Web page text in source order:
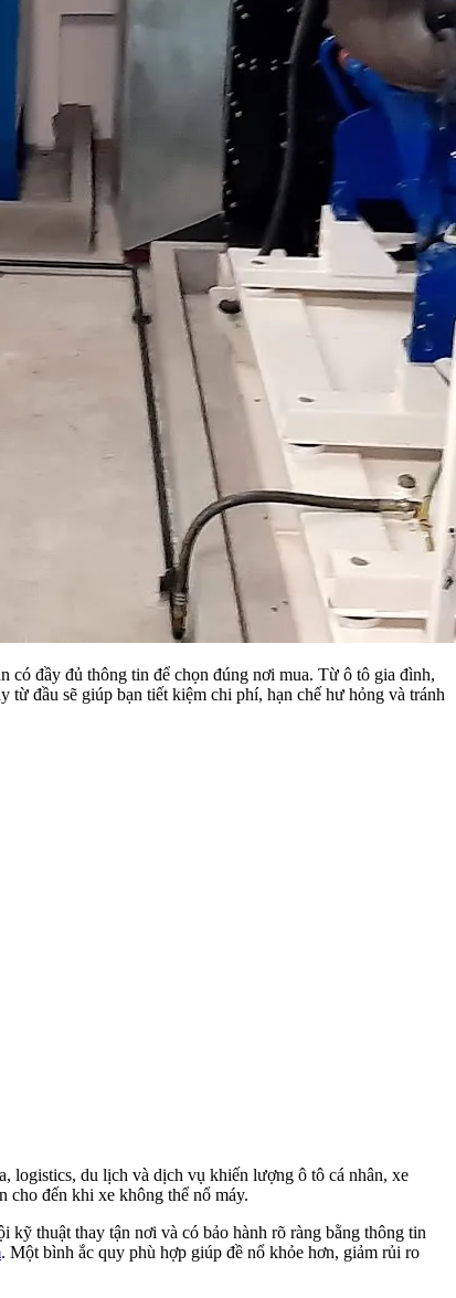
có đầy đủ thông tin để chọn đúng nơi mua. Từ ô tô gia đình,
đầu sẽ giúp bạn tiết kiệm chi phí, hạn chế hư hỏng và tránh
logistics, du lịch và dịch vụ khiến lượng ô tô cá nhân, xe
cho đến khi xe không thể nổ máy.
thuật thay tận nơi và có bảo hành rõ ràng bằng thông tin
. Một bình ắc quy phù hợp giúp đề nổ khỏe hơn, giảm rủi ro